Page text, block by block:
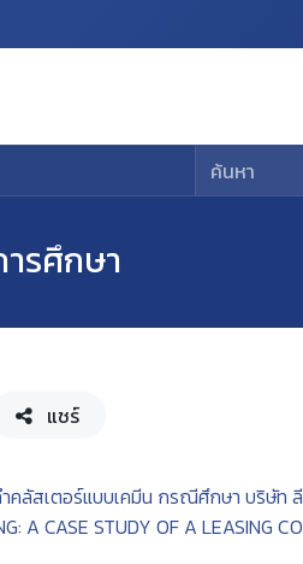
รศึกษา
แชร์
ลัสเตอร์แบบเคมีน กรณีศึกษา บริษัท ลี
A CASE STUDY OF A LEASING